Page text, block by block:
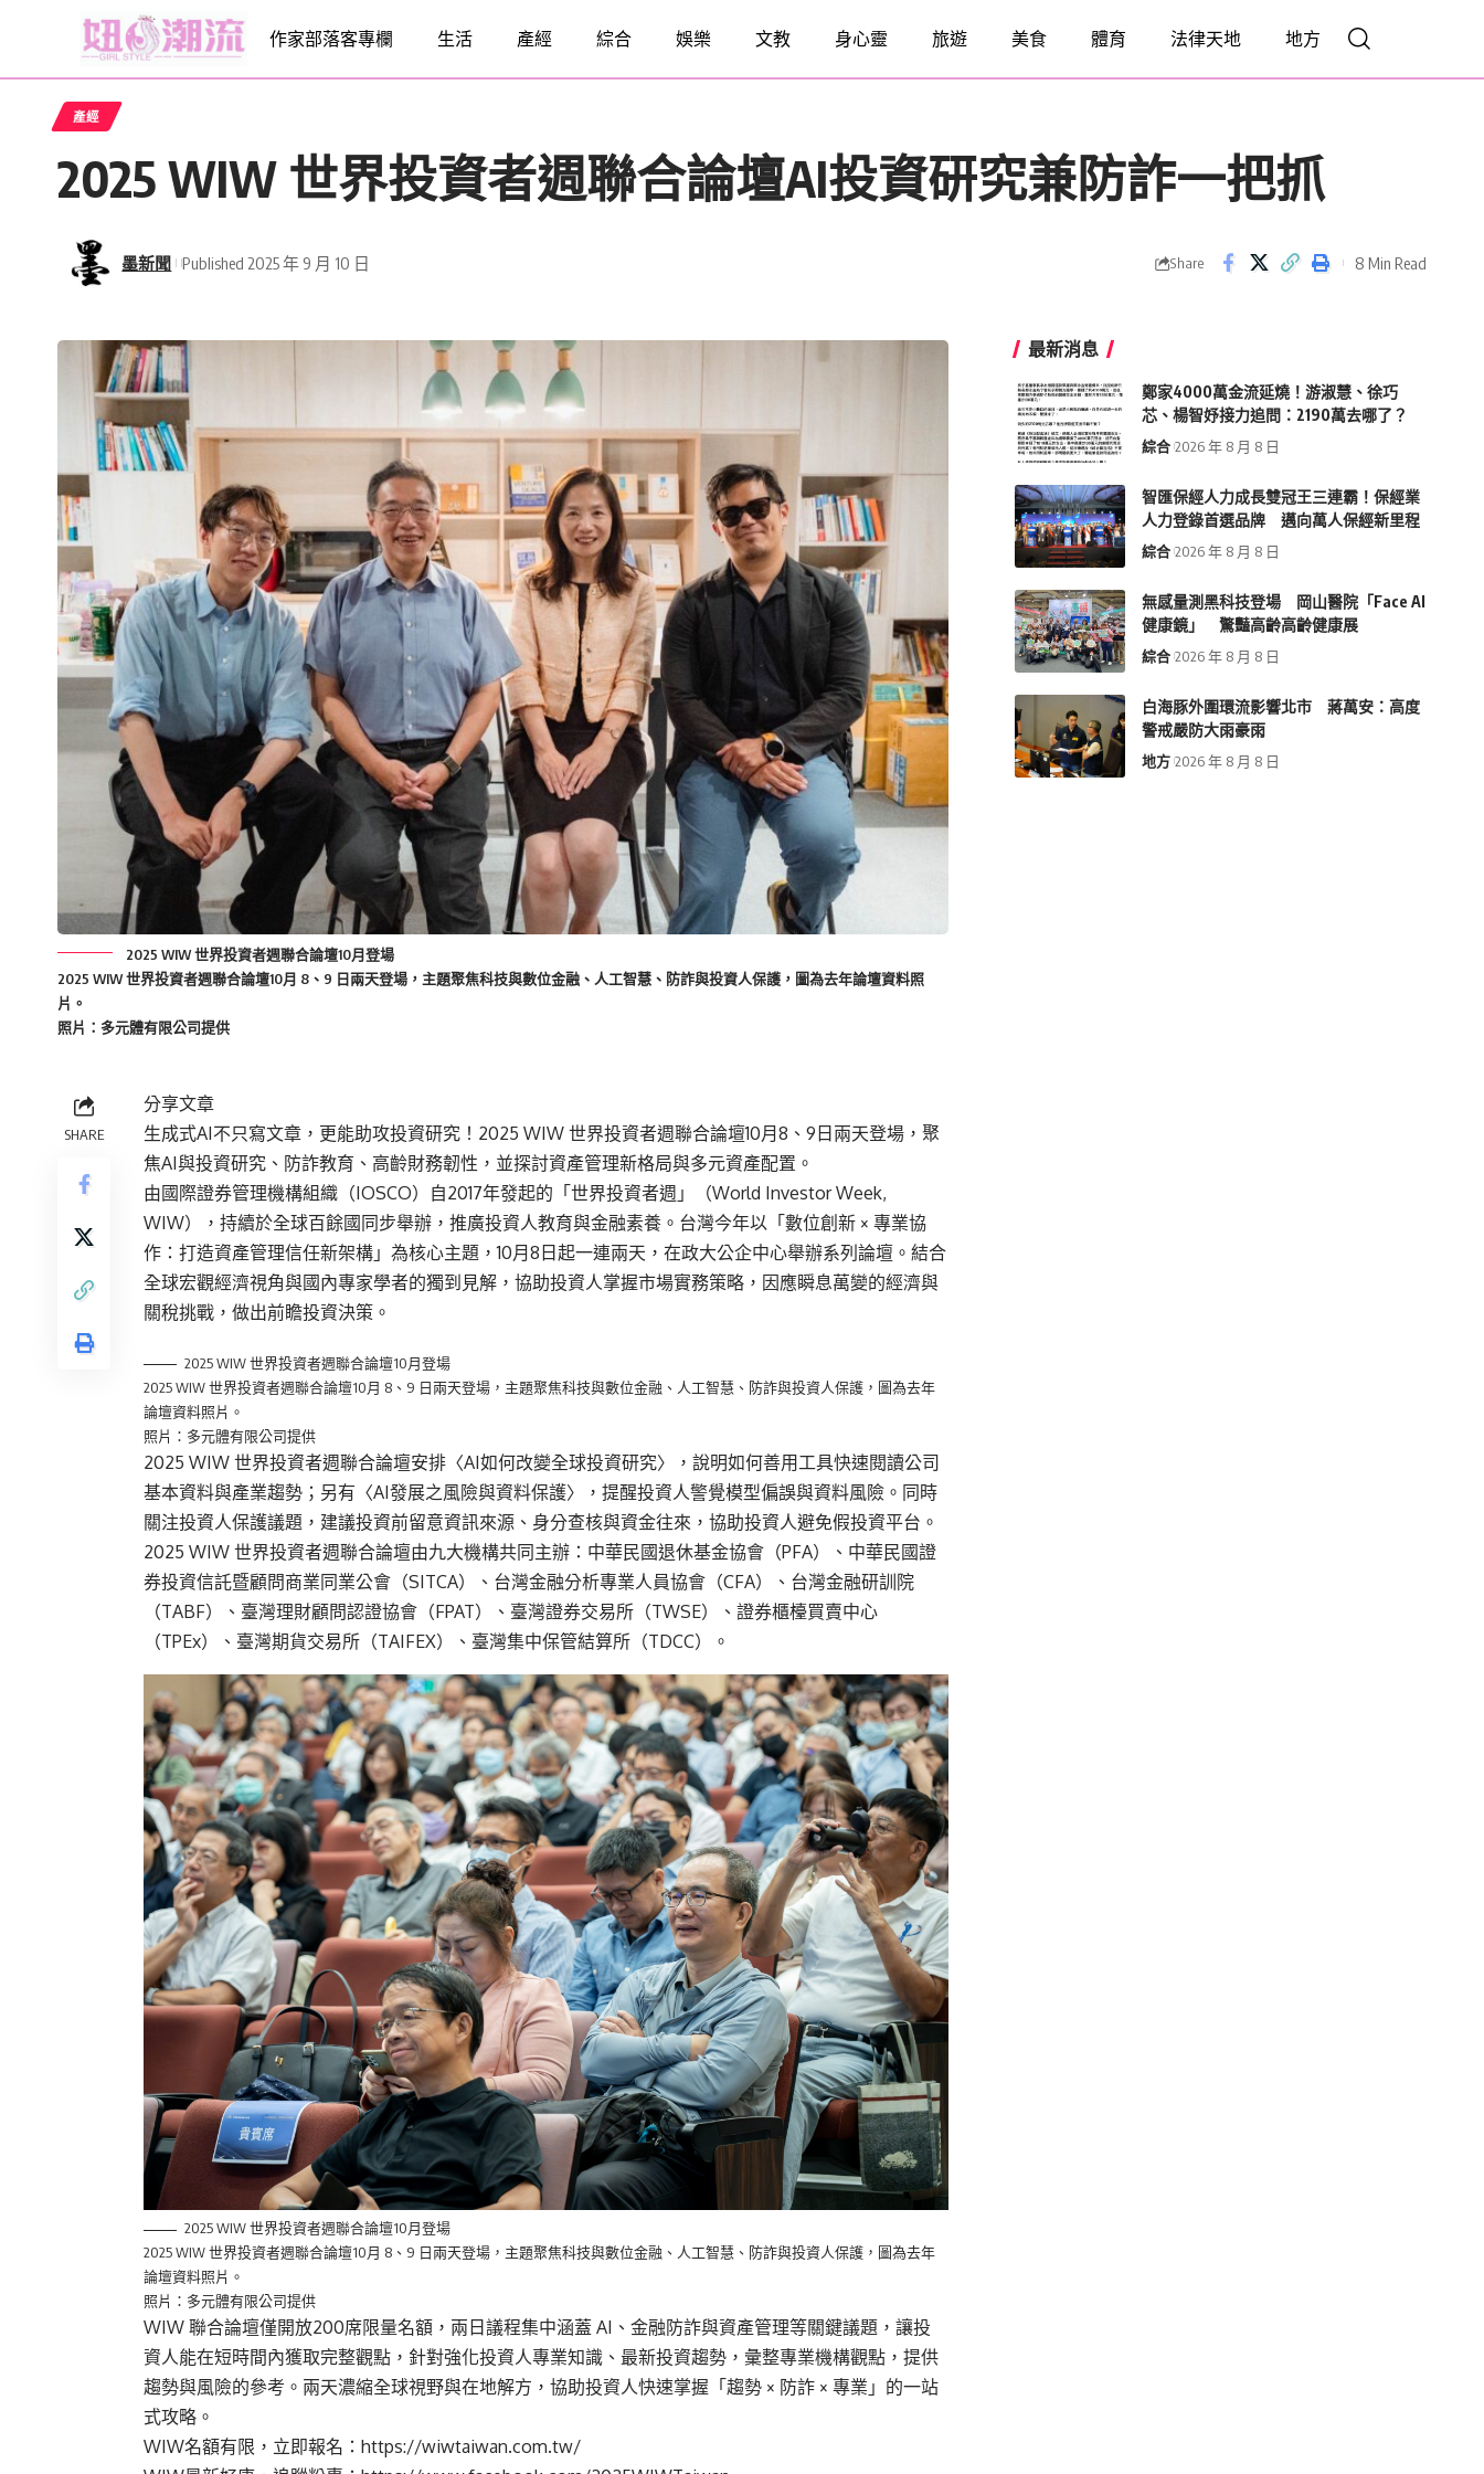
作家部落客專欄 生活 產經 綜合 娛樂 文教 身心靈 旅遊 美食 體育 法律天地 地方
產經
2025 WIW 世界投資者週聯合論壇AI投資研究兼防詐一把抓
墨新聞 Published 2025 年 9 月 10 日 Share 8 Min Read
2025 WIW 世界投資者週聯合論壇10月登場
2025 WIW 世界投資者週聯合論壇10月 8、9 日兩天登場，主題聚焦科技與數位金融、人工智慧、防詐與投資人保護，圖為去年論壇資料照
片。
照片：多元體有限公司提供
SHARE
分享文章
生成式AI不只寫文章，更能助攻投資研究！2025 WIW 世界投資者週聯合論壇10月8、9日兩天登場，聚
焦AI與投資研究、防詐教育、高齡財務韌性，並探討資產管理新格局與多元資產配置。
由國際證券管理機構組織（IOSCO）自2017年發起的「世界投資者週」（World Investor Week,
WIW），持續於全球百餘國同步舉辦，推廣投資人教育與金融素養。台灣今年以「數位創新 × 專業協
作：打造資產管理信任新架構」為核心主題，10月8日起一連兩天，在政大公企中心舉辦系列論壇。結合
全球宏觀經濟視角與國內專家學者的獨到見解，協助投資人掌握市場實務策略，因應瞬息萬變的經濟與
關稅挑戰，做出前瞻投資決策。
2025 WIW 世界投資者週聯合論壇10月登場
2025 WIW 世界投資者週聯合論壇10月 8、9 日兩天登場，主題聚焦科技與數位金融、人工智慧、防詐與投資人保護，圖為去年
論壇資料照片。
照片：多元體有限公司提供
2025 WIW 世界投資者週聯合論壇安排〈AI如何改變全球投資研究〉，說明如何善用工具快速閱讀公司
基本資料與產業趨勢；另有〈AI發展之風險與資料保護〉，提醒投資人警覺模型偏誤與資料風險。同時
關注投資人保護議題，建議投資前留意資訊來源、身分查核與資金往來，協助投資人避免假投資平台。
2025 WIW 世界投資者週聯合論壇由九大機構共同主辦：中華民國退休基金協會（PFA）、中華民國證
券投資信託暨顧問商業同業公會（SITCA）、台灣金融分析專業人員協會（CFA）、台灣金融研訓院
（TABF）、臺灣理財顧問認證協會（FPAT）、臺灣證券交易所（TWSE）、證券櫃檯買賣中心
（TPEx）、臺灣期貨交易所（TAIFEX）、臺灣集中保管結算所（TDCC）。
2025 WIW 世界投資者週聯合論壇10月登場
2025 WIW 世界投資者週聯合論壇10月 8、9 日兩天登場，主題聚焦科技與數位金融、人工智慧、防詐與投資人保護，圖為去年
論壇資料照片。
照片：多元體有限公司提供
WIW 聯合論壇僅開放200席限量名額，兩日議程集中涵蓋 AI、金融防詐與資產管理等關鍵議題，讓投
資人能在短時間內獲取完整觀點，針對強化投資人專業知識、最新投資趨勢，彙整專業機構觀點，提供
趨勢與風險的參考。兩天濃縮全球視野與在地解方，協助投資人快速掌握「趨勢 × 防詐 × 專業」的一站
式攻略。
WIW名額有限，立即報名： https://wiwtaiwan.com.tw/
最新消息
鄭家4000萬金流延燒！游淑慧、徐巧
芯、楊智妤接力追問：2190萬去哪了？
綜合 2026 年 8 月 8 日
智匯保經人力成長雙冠王三連霸！保經業
人力登錄首選品牌 邁向萬人保經新里程
綜合 2026 年 8 月 8 日
無感量測黑科技登場 岡山醫院「Face AI
健康鏡」 驚豔高齡高齡健康展
綜合 2026 年 8 月 8 日
白海豚外圍環流影響北市 蔣萬安：高度
警戒嚴防大雨豪雨
地方 2026 年 8 月 8 日